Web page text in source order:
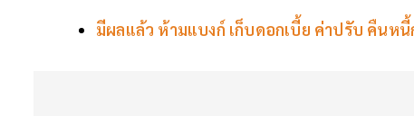
มีผลแล้ว ห้ามแบงก์ เก็บดอกเบี้ย ค่าปรับ คืนห